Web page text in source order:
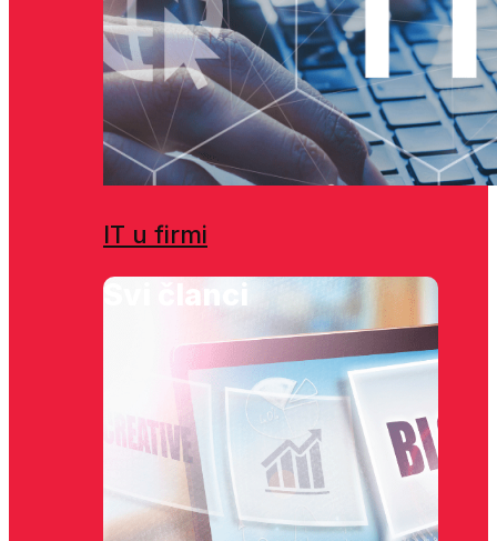
IT u firmi
Svi članci